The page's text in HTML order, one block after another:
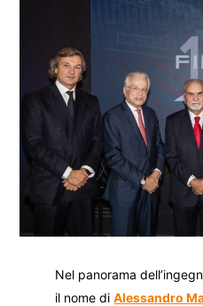
Nel panorama
il nome diAlessandro